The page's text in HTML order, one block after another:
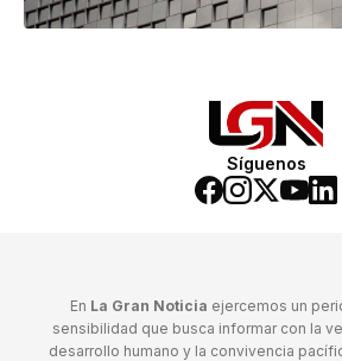
Síguenos
En La Gran Noticia ejercemos un
sensibilidad que busca informar con la
desarrollo humano y la convivencia